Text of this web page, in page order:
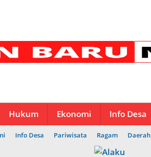
Hukum Ekonomi Info Desa
Info Desa Pariwisata Ragam Daerah